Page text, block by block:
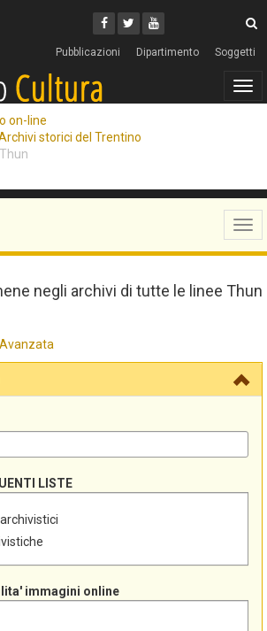
Facebook
Twitter
Youtube
Pubblicazioni Dipartimento Soggetti
on-line
storici del Trentino
negli archivi di tutte le linee Thun
Avanzata
LISTE
immagini online